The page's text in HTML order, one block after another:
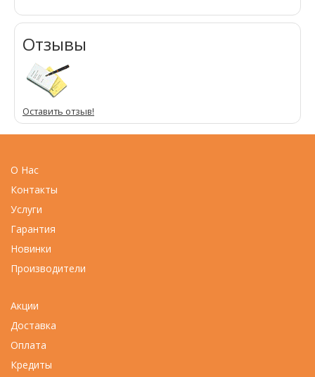
Отзывы
Оставить отзыв!
О Нас
Контакты
Услуги
Гарантия
Новинки
Производители
Акции
Доставка
Оплата
Кредиты